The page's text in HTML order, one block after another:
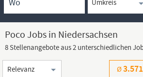
Poco Jobs in Niedersachsen
8 Stellenangebote aus 2 unterschiedlichen
Sortierung
Ø3.571